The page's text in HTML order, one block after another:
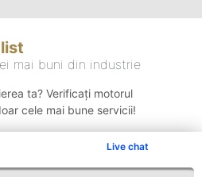
Live chat
mai buni din industrie
ta? Verificați motorul
cele mai bune servicii!